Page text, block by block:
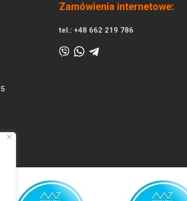
Zamówienia internetowe:
tel.: +48 662 219 786